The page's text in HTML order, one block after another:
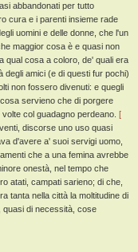
abbandonati per tutto
cura e i parenti insieme rade
uomini e delle donne, che l'un
maggior cosa è e quasi non
qual cosa a coloro, de' quali era
degli amici (e di questi fur pochi)
non fossero divenuti: e quegli
servieno che di porgere
col guadagno perdeano. [
discorse uno uso quasi
d'avere a' suoi servigi uomo,
che a una femina avrebbe
onestà, nel tempo che
atati, campati sarieno; di che,
tanta nella città la moltitudine di
quasi di necessità, cose